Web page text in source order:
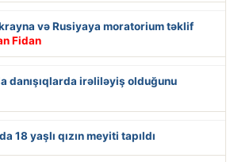
və Rusiyaya moratorium təklif
Fidan
danışıqlarda irəliləyiş olduğunu
18 yaşlı qızın meyiti tapıldı